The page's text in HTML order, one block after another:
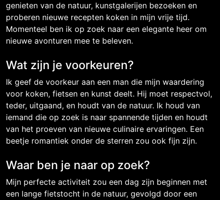
genieten van de natuur, kunstgalerijen bezoeken en
proberen nieuwe recepten koken in mijn vrije tijd.
Momenteel ben ik op zoek naar een elegante heer om
nieuwe avonturen mee te beleven.
Wat zijn je voorkeuren?
Ik geef de voorkeur aan een man die mijn waardering
voor koken, fietsen en kunst deelt. Hij moet respectvol,
teder, uitgaand, en houdt van de natuur. Ik houd van
iemand die op zoek is naar spannende tijden en houdt
van het proeven van nieuwe culinaire ervaringen. Een
beetje romantiek onder de sterren zou ook fijn zijn.
Waar ben je naar op zoek?
Mijn perfecte activiteit zou een dag zijn beginnen met
een lange fietstocht in de natuur, gevolgd door een